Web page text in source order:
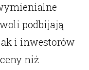
podbijają
i inwestorów
niż